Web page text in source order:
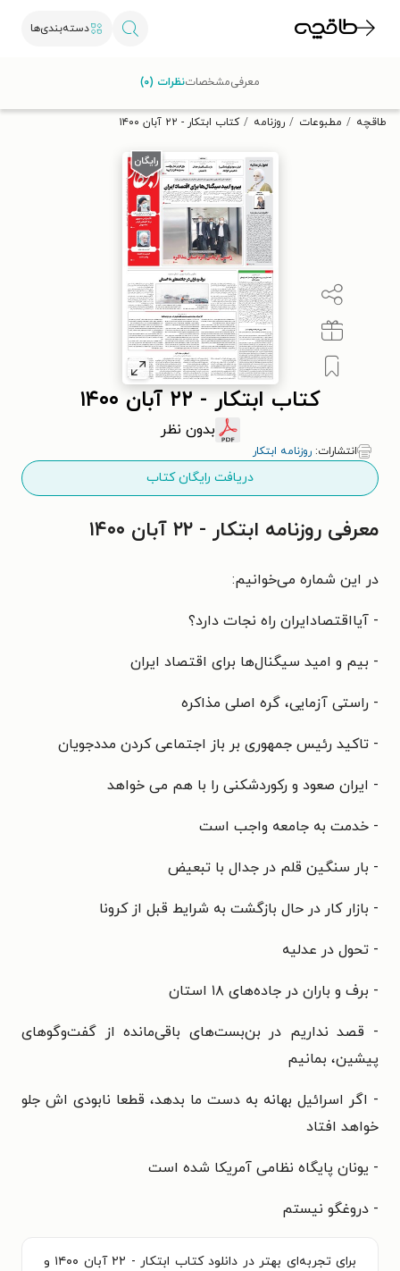
دسته‌بندی‌ها
تخفیف از طاقچه دریافت کن.
طاقچه مطبوعات روزنامه کتاب ابتکار - ۲۲ آبان ۱۴۰۰
کتاب ابتکار - ۲۲ آبان ۱۴۰۰
بدون نظر
انتشارات: روزنامه ابتکار
دریافت رایگان کتاب
معرفیمشخصاتنظرات (۰)
معرفی روزنامه ابتکار - ۲۲ آبان ۱۴۰۰
در این شماره می‌خوانیم:
- آیااقتصادایران راه نجات دارد؟
- بیم و امید سیگنال‌ها برای اقتصاد ایران
- راستی آزمایی، گره اصلی مذاکره
- تاکید رئیس جمهوری بر باز اجتماعی کردن مددجویان
- ایران صعود و رکوردشکنی را با هم می خواهد
- خدمت به جامعه واجب است
- بار سنگین قلم در جدال با تبعیض
- بازار کار در حال بازگشت به شرایط قبل از کرونا
- تحول در عدلیه
- برف و باران در جاده‌های ۱۸ استان
- قصد نداریم در بن‌بست‌های باقی‌مانده از گفت‌وگوهای
پیشین، بمانیم
- اگر اسرائیل بهانه به دست ما بدهد، قطعا نابودی اش جلو
خواهد افتاد
- یونان پایگاه نظامی آمریکا شده است
- دروغگو نیستم
برای تجربه‌ای بهتر در دانلود کتاب ابتکار - ۲۲ آبان ۱۴۰۰ و